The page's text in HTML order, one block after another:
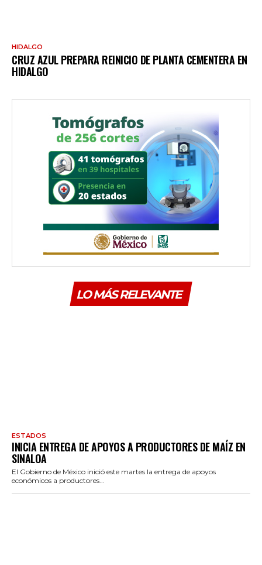
HIDALGO
CRUZ AZUL PREPARA REINICIO DE PLANTA CEMENTERA EN
HIDALGO
LO MÁS RELEVANTE
ESTADOS
INICIA ENTREGA DE APOYOS A PRODUCTORES DE MAÍZ EN
SINALOA
El Gobierno de México inició este martes la entrega de apoyos
económicos a productores...